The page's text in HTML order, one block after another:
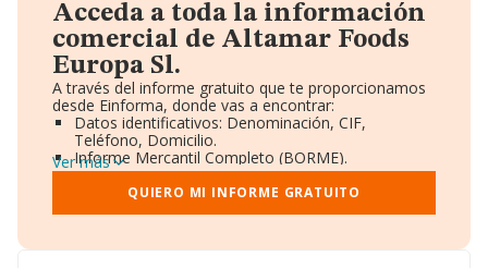
Acceda a toda la información
comercial de Altamar Foods
Europa Sl.
A través del informe gratuito que te proporcionamos
desde Einforma, donde vas a encontrar:
Datos identificativos: Denominación, CIF,
Teléfono, Domicilio.
Informe Mercantil Completo (BORME).
Gráficos de Evolución Ventas y Empleados.
Consejo de Administración y Administradores.
Directivos y Ejecutivos.
Ver más
QUIERO MI INFORME GRATUITO